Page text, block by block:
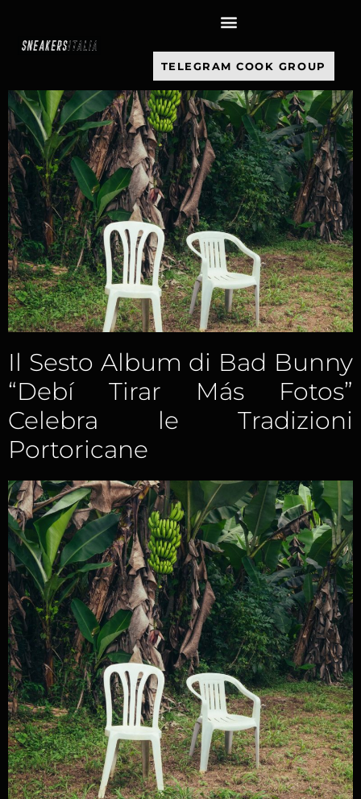
TELEGRAM COOK GROUP
Il Sesto Album di Bad Bunny
“Debí Tirar Más Fotos”
Celebra le Tradizioni
Portoricane